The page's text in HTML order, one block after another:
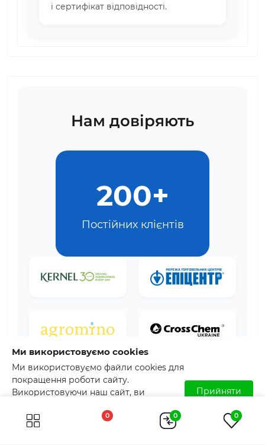
0 0
0
і сертифікат відповідності.
Нам довіряють
200+
Постійних клієнтів
Ми використовуємо cookies
Ми використовуємо файли cookies для
покращення роботи сайту.
Використовуючи наш сайт, ви
cookies. Детальніше читайте у
Умовах
користування
Прийняти